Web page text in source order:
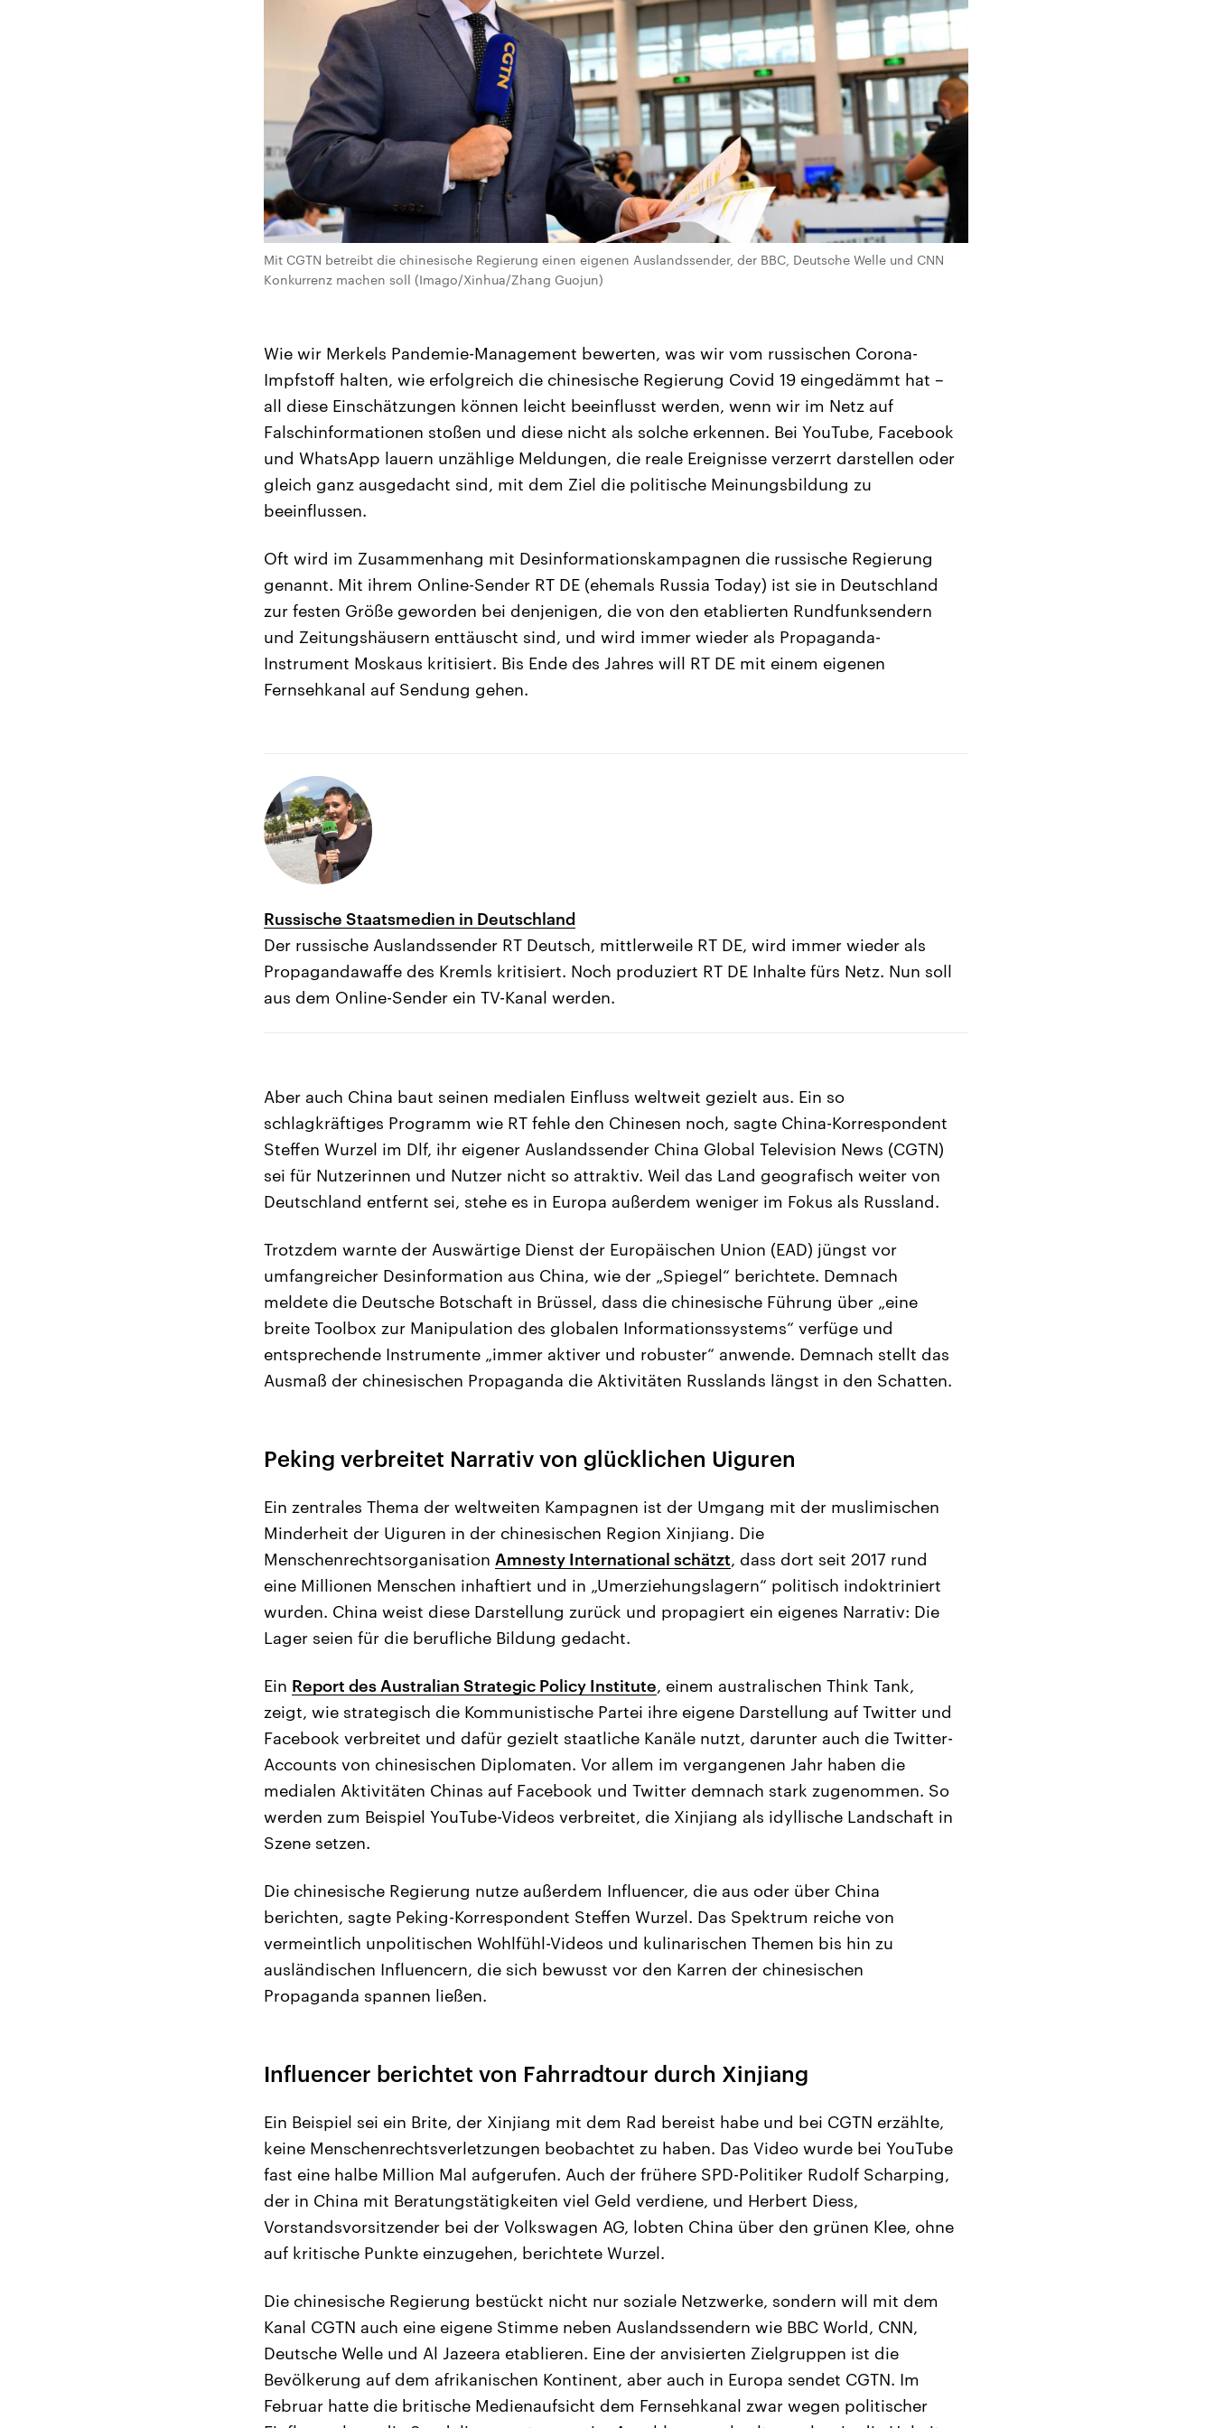
Mit CGTN betreibt die chinesische Regierung einen eigenen Auslandssender, der BBC, Deutsche Welle und CNN
Konkurrenz machen soll (Imago/Xinhua/Zhang Guojun)
Wie wir Merkels Pandemie-Management bewerten, was wir vom russischen Corona-
Impfstoff halten, wie erfolgreich die chinesische Regierung Covid 19 eingedämmt hat –
all diese Einschätzungen können leicht beeinflusst werden, wenn wir im Netz auf
Falschinformationen stoßen und diese nicht als solche erkennen. Bei YouTube, Facebook
und WhatsApp lauern unzählige Meldungen, die reale Ereignisse verzerrt darstellen oder
gleich ganz ausgedacht sind, mit dem Ziel die politische Meinungsbildung zu
beeinflussen.
Oft wird im Zusammenhang mit Desinformationskampagnen die russische Regierung
genannt. Mit ihrem Online-Sender RT DE (ehemals Russia Today) ist sie in Deutschland
zur festen Größe geworden bei denjenigen, die von den etablierten Rundfunksendern
und Zeitungshäusern enttäuscht sind, und wird immer wieder als Propaganda-
Instrument Moskaus kritisiert. Bis Ende des Jahres will RT DE mit einem eigenen
Fernsehkanal auf Sendung gehen.
Russische Staatsmedien in Deutschland
Der russische Auslandssender RT Deutsch, mittlerweile RT DE, wird immer wieder als
Propagandawaffe des Kremls kritisiert. Noch produziert RT DE Inhalte fürs Netz. Nun soll
aus dem Online-Sender ein TV-Kanal werden.
Aber auch China baut seinen medialen Einfluss weltweit gezielt aus. Ein so
schlagkräftiges Programm wie RT fehle den Chinesen noch, sagte China-Korrespondent
Steffen Wurzel im Dlf, ihr eigener Auslandssender China Global Television News (CGTN)
sei für Nutzerinnen und Nutzer nicht so attraktiv. Weil das Land geografisch weiter von
Deutschland entfernt sei, stehe es in Europa außerdem weniger im Fokus als Russland.
Trotzdem warnte der Auswärtige Dienst der Europäischen Union (EAD) jüngst vor
umfangreicher Desinformation aus China, wie der „Spiegel“ berichtete. Demnach
meldete die Deutsche Botschaft in Brüssel, dass die chinesische Führung über „eine
breite Toolbox zur Manipulation des globalen Informationssystems“ verfüge und
entsprechende Instrumente „immer aktiver und robuster“ anwende. Demnach stellt das
Ausmaß der chinesischen Propaganda die Aktivitäten Russlands längst in den Schatten.
Peking verbreitet Narrativ von glücklichen Uiguren
Ein zentrales Thema der weltweiten Kampagnen ist der Umgang mit der muslimischen
Minderheit der Uiguren in der chinesischen Region Xinjiang. Die
Menschenrechtsorganisation Amnesty International schätzt, dass dort seit 2017 rund
eine Millionen Menschen inhaftiert und in „Umerziehungslagern“ politisch indoktriniert
wurden. China weist diese Darstellung zurück und propagiert ein eigenes Narrativ: Die
Lager seien für die berufliche Bildung gedacht.
Ein Report des Australian Strategic Policy Institute, einem australischen Think Tank,
zeigt, wie strategisch die Kommunistische Partei ihre eigene Darstellung auf Twitter und
Facebook verbreitet und dafür gezielt staatliche Kanäle nutzt, darunter auch die Twitter-
Accounts von chinesischen Diplomaten. Vor allem im vergangenen Jahr haben die
medialen Aktivitäten Chinas auf Facebook und Twitter demnach stark zugenommen. So
werden zum Beispiel YouTube-Videos verbreitet, die Xinjiang als idyllische Landschaft in
Szene setzen.
Die chinesische Regierung nutze außerdem Influencer, die aus oder über China
berichten, sagte Peking-Korrespondent Steffen Wurzel. Das Spektrum reiche von
vermeintlich unpolitischen Wohlfühl-Videos und kulinarischen Themen bis hin zu
ausländischen Influencern, die sich bewusst vor den Karren der chinesischen
Propaganda spannen ließen.
Influencer berichtet von Fahrradtour durch Xinjiang
Ein Beispiel sei ein Brite, der Xinjiang mit dem Rad bereist habe und bei CGTN erzählte,
keine Menschenrechtsverletzungen beobachtet zu haben. Das Video wurde bei YouTube
fast eine halbe Million Mal aufgerufen. Auch der frühere SPD-Politiker Rudolf Scharping,
der in China mit Beratungstätigkeiten viel Geld verdiene, und Herbert Diess,
Vorstandsvorsitzender bei der Volkswagen AG, lobten China über den grünen Klee, ohne
auf kritische Punkte einzugehen, berichtete Wurzel.
Die chinesische Regierung bestückt nicht nur soziale Netzwerke, sondern will mit dem
Kanal CGTN auch eine eigene Stimme neben Auslandssendern wie BBC World, CNN,
Deutsche Welle und Al Jazeera etablieren. Eine der anvisierten Zielgruppen ist die
Bevölkerung auf dem afrikanischen Kontinent, aber auch in Europa sendet CGTN. Im
Februar hatte die britische Medienaufsicht dem Fernsehkanal zwar wegen politischer